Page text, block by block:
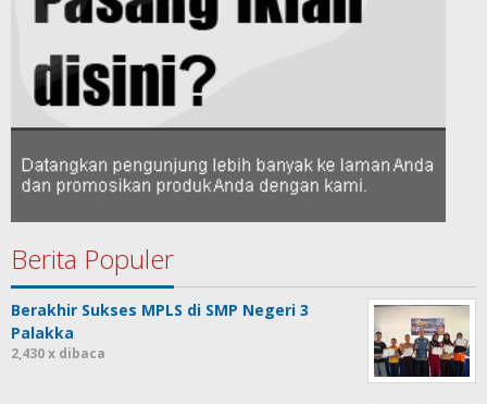
Berita Populer
Berakhir Sukses MPLS di SMP Negeri 3
Palakka
2,430 x dibaca